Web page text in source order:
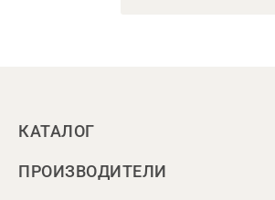
КАТАЛОГ
ПРОИЗВОДИТЕЛИ